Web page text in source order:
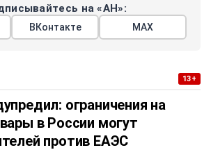
на «АН»:
ВКонтакте МАХ
13+
ограничения на
в России могут
против ЕАЭС